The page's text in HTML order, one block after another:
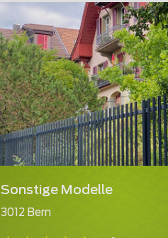
Sonstige Modelle
3012 Bern